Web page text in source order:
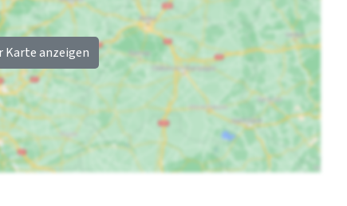
Karte anzeigen